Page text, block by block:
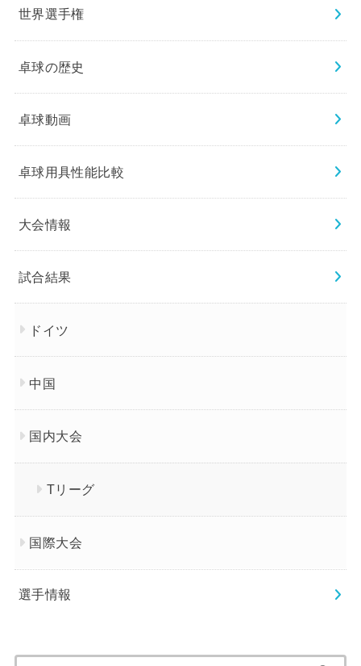
世界選手権
卓球の歴史
卓球動画
卓球用具性能比較
大会情報
試合結果
ドイツ
中国
国内大会
Tリーグ
国際大会
選手情報